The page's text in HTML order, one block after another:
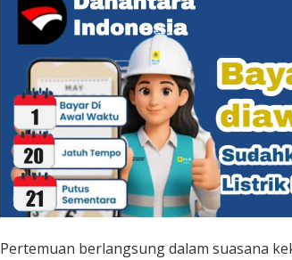
Pertemuan berlangsung dalam suasana